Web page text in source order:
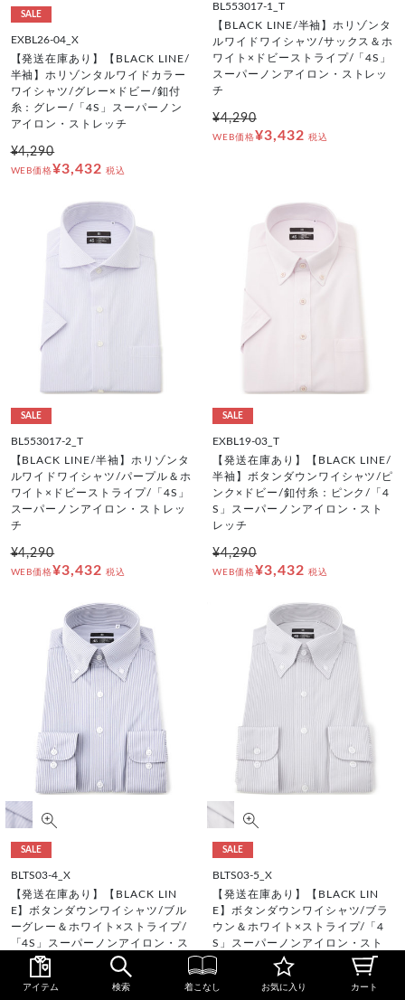
SALE
EXBL26-04_X
【発送在庫あり】【BLACK LINE/
半袖】ホリゾンタルワイドカラー
ワイシャツ/グレー×ドビー/釦付
糸：グレー/「4S」スーパーノン
アイロン・ストレッチ
¥4,290
WEB価格¥3,432 税込
BL553017-1_T
【BLACK LINE/半袖】ホリゾンタ
ルワイドワイシャツ/サックス＆ホ
ワイト×ドビーストライプ/「4S」
スーパーノンアイロン・ストレッ
チ
¥4,290
WEB価格¥3,432 税込
SALE
BL553017-2_T
【BLACK LINE/半袖】ホリゾンタ
ルワイドワイシャツ/パープル＆ホ
ワイト×ドビーストライプ/「4S」
スーパーノンアイロン・ストレッ
チ
¥4,290
WEB価格¥3,432 税込
SALE
EXBL19-03_T
【発送在庫あり】【BLACK LINE/
半袖】ボタンダウンワイシャツ/ピ
ンク×ドビー/釦付糸：ピンク/「4
S」スーパーノンアイロン・スト
レッチ
¥4,290
WEB価格¥3,432 税込
SALE
BLTS03-4_X
【発送在庫あり】【BLACK LIN
E】ボタンダウンワイシャツ/ブル
ーグレー＆ホワイト×ストライプ/
「4S」スーパーノンアイロン・ス
トレッチ
¥4,290
SALE
BLTS03-5_X
【発送在庫あり】【BLACK LIN
E】ボタンダウンワイシャツ/ブラ
ウン＆ホワイト×ストライプ/「4
S」スーパーノンアイロン・スト
レッチ
¥4,290
アイテム 検索 着こなし お気に入り カート